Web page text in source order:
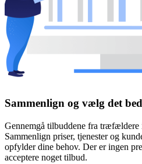
Sammenlign og vælg det
Gennemgå tilbuddene fra træfældere
Sammenlign priser, tjenester og
opfylder dine behov. Der er ingen
acceptere noget tilbud.